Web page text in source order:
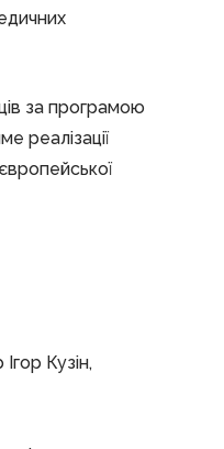
за програмою
реалізації
Кузін,